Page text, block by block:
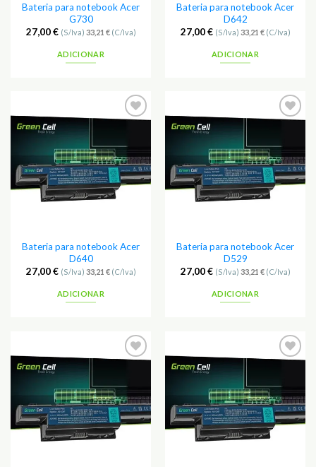
Bateria para notebook Acer
G730
27,00€ (S/Iva) 33,21 €(C/Iva)
ADICIONAR
Bateria para notebook Acer
D642
27,00€ (S/Iva) 33,21 €(C/Iva)
ADICIONAR
Favoritos
Bateria para notebook Acer
D640
27,00€ (S/Iva) 33,21 €(C/Iva)
ADICIONAR
Favoritos
Bateria para notebook Acer
D529
27,00€ (S/Iva) 33,21 €(C/Iva)
ADICIONAR
Favoritos
Favoritos